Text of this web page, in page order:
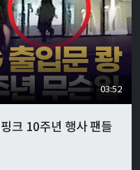
03:52
크 10주년 행사 팬들